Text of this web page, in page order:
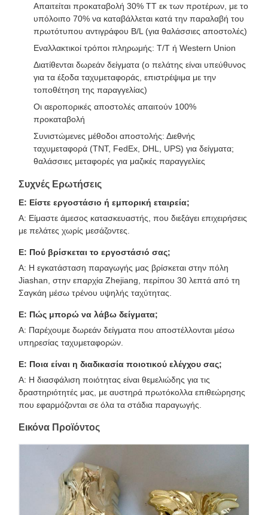
Απαιτείται προκαταβολή 30% TT εκ των προτέρων, με το
υπόλοιπο 70% να καταβάλλεται κατά την παραλαβή του
πρωτότυπου αντιγράφου B/L (για θαλάσσιες αποστολές)
Εναλλακτικοί τρόποι πληρωμής: T/T ή Western Union
Διατίθενται δωρεάν δείγματα (ο πελάτης είναι υπεύθυνος
για τα έξοδα ταχυμεταφοράς, επιστρέψιμα με την
τοποθέτηση της παραγγελίας)
Οι αεροπορικές αποστολές απαιτούν 100%
προκαταβολή
Συνιστώμενες μέθοδοι αποστολής: Διεθνής
ταχυμεταφορά (TNT, FedEx, DHL, UPS) για δείγματα;
θαλάσσιες μεταφορές για μαζικές παραγγελίες
Συχνές Ερωτήσεις
Ε: Είστε εργοστάσιο ή εμπορική εταιρεία;
Α: Είμαστε άμεσος κατασκευαστής, που διεξάγει επιχειρήσεις
με πελάτες χωρίς μεσάζοντες.
Ε: Πού βρίσκεται το εργοστάσιό σας;
Α: Η εγκατάσταση παραγωγής μας βρίσκεται στην πόλη
Jiashan, στην επαρχία Zhejiang, περίπου 30 λεπτά από τη
Σαγκάη μέσω τρένου υψηλής ταχύτητας.
Ε: Πώς μπορώ να λάβω δείγματα;
Α: Παρέχουμε δωρεάν δείγματα που αποστέλλονται μέσω
υπηρεσίας ταχυμεταφορών.
Ε: Ποια είναι η διαδικασία ποιοτικού ελέγχου σας;
Α: Η διασφάλιση ποιότητας είναι θεμελιώδης για τις
δραστηριότητές μας, με αυστηρά πρωτόκολλα επιθεώρησης
που εφαρμόζονται σε όλα τα στάδια παραγωγής.
Εικόνα Προϊόντος